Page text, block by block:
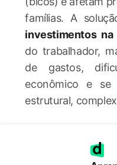
famílias. A
investimentos na
do trabalhador,
de gastos,
econômico e se
estrutural,